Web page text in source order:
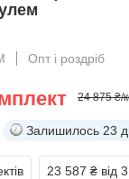
Опт і роздріб
24 875 ₴/
Залишилось 23
23 587 ₴ від